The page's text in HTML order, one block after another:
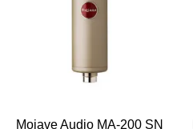
Mojave Audio MA-200 SN